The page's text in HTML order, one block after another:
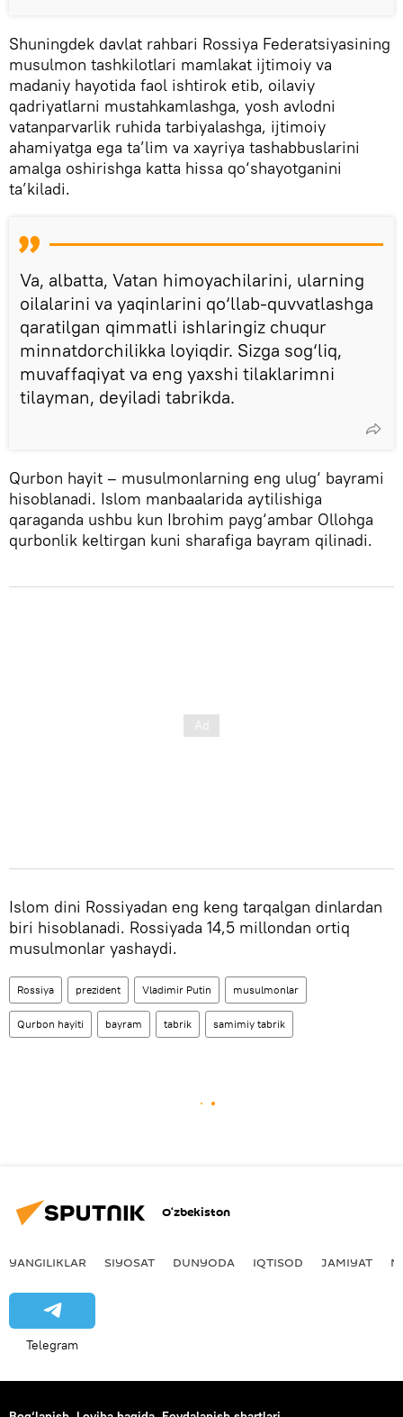
Shuningdek davlat rahbari Rossiya Federatsiyasining
musulmon tashkilotlari mamlakat ijtimoiy va
madaniy hayotida faol ishtirok etib, oilaviy
qadriyatlarni mustahkamlashga, yosh avlodni
vatanparvarlik ruhida tarbiyalashga, ijtimoiy
ahamiyatga ega ta’lim va xayriya tashabbuslarini
amalga oshirishga katta hissa qo‘shayotganini
ta’kiladi.
Va, albatta, Vatan himoyachilarini, ularning
oilalarini va yaqinlarini qo‘llab-quvvatlashga
qaratilgan qimmatli ishlaringiz chuqur
minnatdorchilikka loyiqdir. Sizga sog‘liq,
muvaffaqiyat va eng yaxshi tilaklarimni
tilayman, deyiladi tabrikda.
Qurbon hayit – musulmonlarning eng ulug‘ bayrami
hisoblanadi. Islom manbaalarida aytilishiga
qaraganda ushbu kun Ibrohim payg‘ambar Ollohga
qurbonlik keltirgan kuni sharafiga bayram qilinadi.
Islom dini Rossiyadan eng keng tarqalgan dinlardan
biri hisoblanadi. Rossiyada 14,5 millondan ortiq
musulmonlar yashaydi.
Rossiya prezident Vladimir Putin musulmonlar
Qurbon hayiti bayram tabrik samimiy tabrik
O‘zbekiston
YANGILIKLAR SIYOSAT DUNYODA IQTISOD JAMIYAT
Telegram